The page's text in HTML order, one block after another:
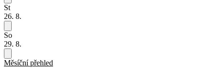
St
26. 8.
So
29. 8.
Měsíční přehled